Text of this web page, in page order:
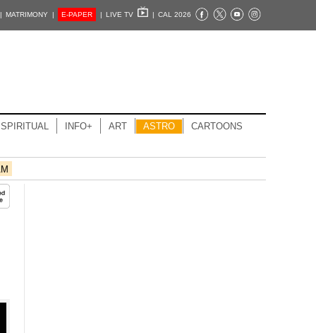
MATRIMONY | E-PAPER | LIVE TV | CAL 2026
SPIRITUAL INFO+ ART ASTRO CARTOONS